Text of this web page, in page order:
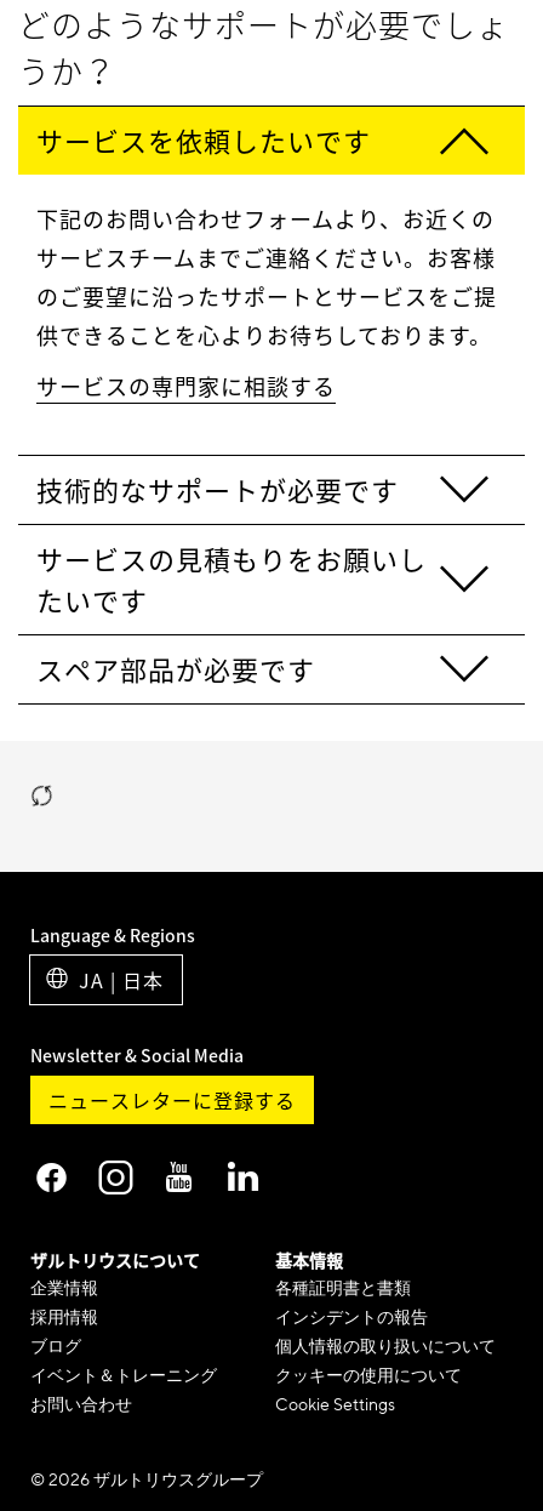
どのようなサポートが必要でしょ
うか？
サービスを依頼したいです
下記のお問い合わせフォームより、お近くの
サービスチームまでご連絡ください。お客様
のご要望に沿ったサポートとサービスをご提
供できることを心よりお待ちしております。
サービスの専門家に相談する
技術的なサポートが必要です
サービスの見積もりをお願いし
たいです
スペア部品が必要です
ザルトリウスについて
企業情報
採用情報
ブログ
イベント＆トレーニング
お問い合わせ
基本情報
各種証明書と書類
インシデントの報告
個人情報の取り扱いについて
クッキーの使用について
Cookie Settings
Language & Regions
JA | 日本
Newsletter & Social Media
ニュースレターに登録する
© 2026 ザルトリウスグループ